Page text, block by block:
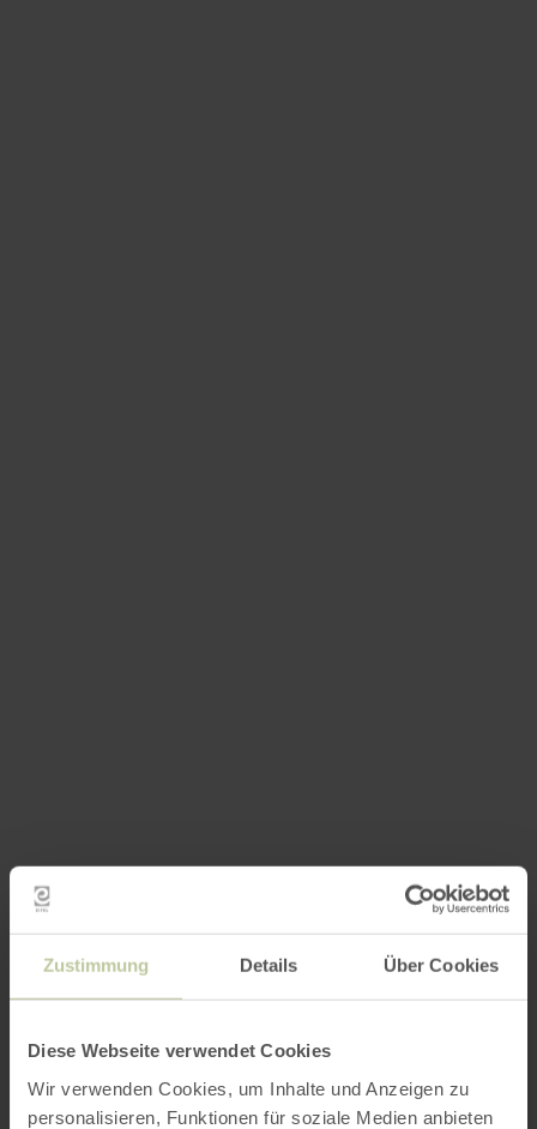
Zustimmung Details Über Cookies
Diese Webseite verwendet Cookies
Wir verwenden Cookies, um Inhalte und Anzeigen zu
personalisieren, Funktionen für soziale Medien anbieten